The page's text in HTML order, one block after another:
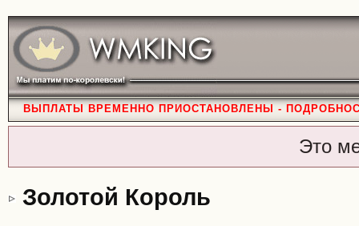
ВЫПЛАТЫ ВРЕМЕННО ПРИОСТАНОВЛЕНЫ -
Это
Золотой Король